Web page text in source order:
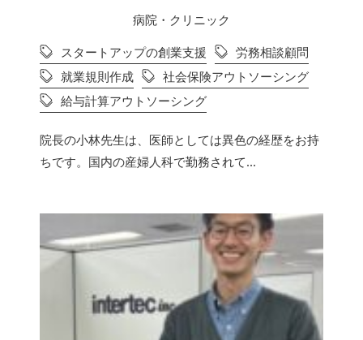
病院・クリニック
スタートアップの創業支援
労務相談顧問
就業規則作成
社会保険アウトソーシング
給与計算アウトソーシング
院長の小林先生は、医師としては異色の経歴をお持
ちです。国内の産婦人科で勤務されて...